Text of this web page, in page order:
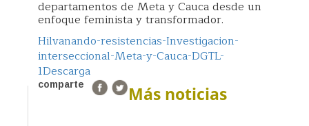
departamentos de Meta y Cauca desde un
enfoque feminista y transformador.
Hilvanando-resistencias-Investigacion-
interseccional-Meta-y-Cauca-DGTL-
1Descarga
comparte Más noticias